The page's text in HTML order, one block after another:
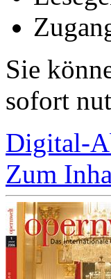
Sie
sofort
Digital-
Zum